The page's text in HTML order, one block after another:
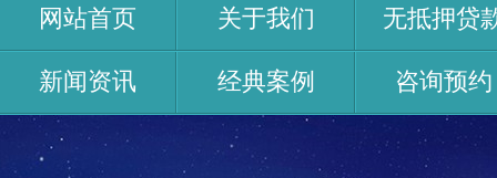
网站首页 关于我们 无抵押贷
新闻资讯 经典案例 咨询预约